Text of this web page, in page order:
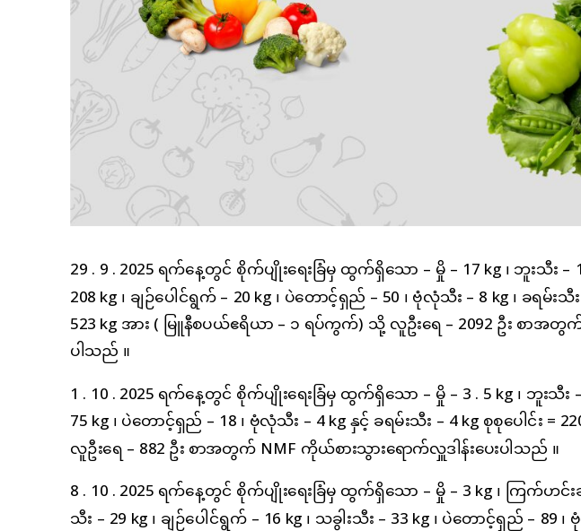
29 . 9 . 2025 ရက်နေ့တွင် စိုက်ပျိုးရေးခြံမှ ထွက်ရှိသော – မှို – 17 kg ၊ ဘူးသီး –
208 kg ၊ ချဉ်ပေါင်ရွက် – 20 kg ၊ ပဲတောင့်ရှည် – 50 ၊ ဗုံလုံသီး – 8 kg ၊ ခရမ်းသီ
523 kg အား ( မြူနီစပယ်ဧရိယာ – ၁ ရပ်ကွက်) သို့ လူဦးရေ – 2092 ဦး စာအတွ
ပါသည် ။
1 . 10 . 2025 ရက်နေ့တွင် စိုက်ပျိုးရေးခြံမှ ထွက်ရှိသော – မှို – 3 . 5 kg ၊ ဘူးသီး –
75 kg ၊ ပဲတောင့်ရှည် – 18 ၊ ဗုံလုံသီး – 4 kg နှင့် ခရမ်းသီး – 4 kg စုစုပေါင်း =
လူဦးရေ – 882 ဦး စာအတွက် NMF ကိုယ်စားသွားရောက်လှူဒါန်းပေးပါသည် ။
8 . 10 . 2025 ရက်နေ့တွင် စိုက်ပျိုးရေးခြံမှ ထွက်ရှိသော – မှို – 3 kg ၊ ကြက်ဟင်းခ
သီး – 29 kg ၊ ချဉ်ပေါင်ရွက် – 16 kg ၊ သခွါးသီး – 33 kg ၊ ပဲတောင့်ရှည် – 89 ၊